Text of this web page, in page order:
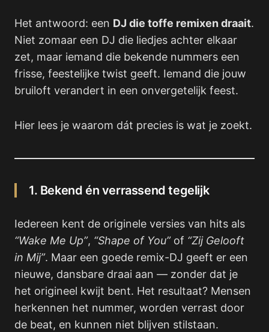
Het antwoord: een DJ die toffe remixen draait.
Niet zomaar een DJ die liedjes achter elkaar
zet, maar iemand die bekende nummers een
frisse, feestelijke twist geeft. Iemand die jouw
bruiloft verandert in een onvergetelijk feest.
Hier lees je waarom dát precies is wat je zoekt.
1. Bekend én verrassend tegelijk
Iedereen kent de originele versies van hits als
“Wake Me Up”, “Shape of You”of “Zij Gelooft
in Mij”. Maar een goede remix-DJ geeft er een
nieuwe, dansbare draai aan — zonder dat je
het origineel kwijt bent. Het resultaat? Mensen
herkennen het nummer, worden verrast door
de beat, en kunnen niet blijven stilstaan.